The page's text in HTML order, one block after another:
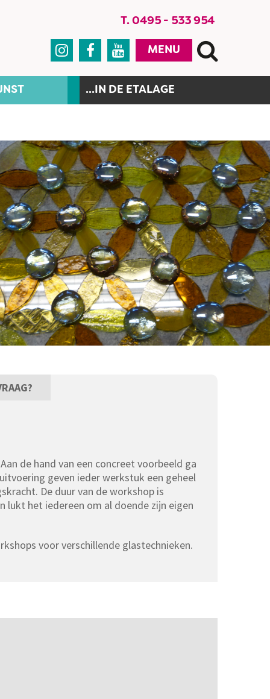
T. 0495 - 533 954
   MENU
...IN DE ETALAGE
de hand van een concreet voorbeeld ga
geven ieder werkstuk een geheel
De duur van de workshop is
lukt het iedereen om al doende zijn eigen
voor verschillende glastechnieken.